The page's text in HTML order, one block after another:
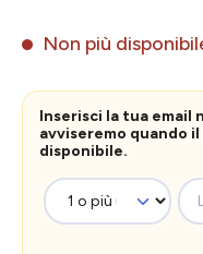
Non più
Inserisci la tua email
avviseremo quando
disponibile.
La